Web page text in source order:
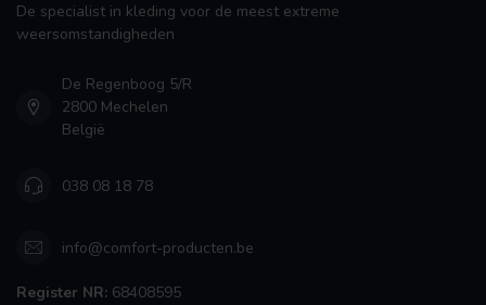
De specialist in kleding voor de meest extreme
weersomstandigheden
De Regenboog 5/R
2800 Mechelen
België
038 08 18 78
info@comfort-producten.be
Register NR: 68408595